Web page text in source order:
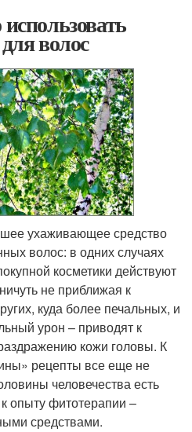
волос
ухаживающее средство
волос: в одних случаях
косметики действуют
не приближая к
куда более печальных, и
урон – приводят к
кожи головы. К
рецепты все еще не
человечества есть
опыту фитотерапии –
средствами.